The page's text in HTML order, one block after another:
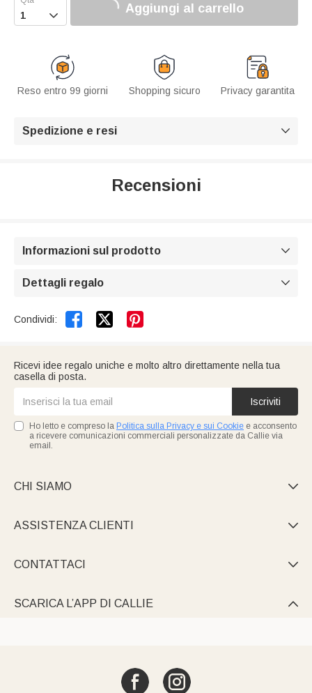
 Aggiungi al carrello
Reso entro 99 giorni Shopping sicuro Privacy garantita
Spedizione e resi 
Recensioni
Informazioni sul prodotto 
Dettagli regalo 
Condividi:  
Ricevi idee regalo uniche e molto altro direttamente nella tua
casella di posta.
Iscriviti
Ho letto e compreso la Politica sulla Privacy e sui Cookie e acconsento
a ricevere comunicazioni commerciali personalizzate da Callie via
email.
CHI SIAMO 
ASSISTENZA CLIENTI 
CONTATTACI 
SCARICA L’APP DI CALLIE 